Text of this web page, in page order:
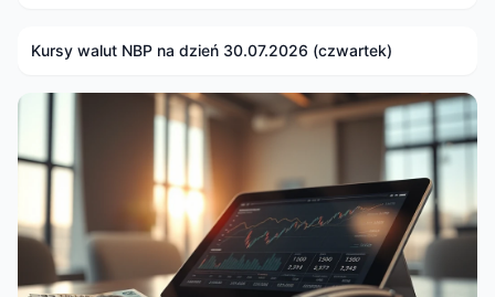
Kursy walut NBP na dzień 30.07.2026 (czwartek)